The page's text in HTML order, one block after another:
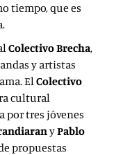
tiempo, que es
Colectivo Brecha,
y artistas
ElColectivo
cultural
por tres jóvenes
yPablo
propuestas